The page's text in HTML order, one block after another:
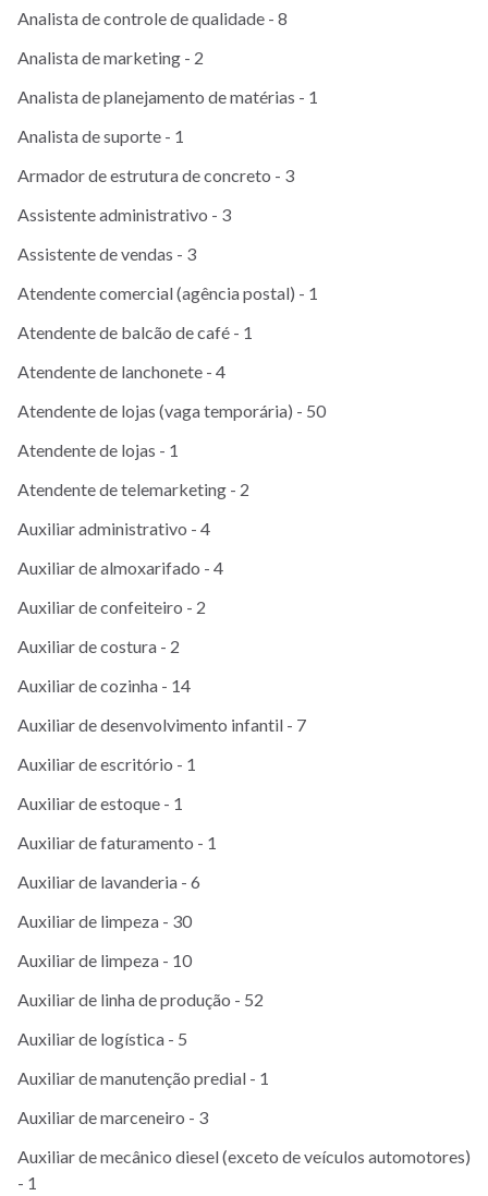
Analista de controle de qualidade - 8
Analista de marketing - 2
Analista de planejamento de matérias - 1
Analista de suporte - 1
Armador de estrutura de concreto - 3
Assistente administrativo - 3
Assistente de vendas - 3
Atendente comercial (agência postal) - 1
Atendente de balcão de café - 1
Atendente de lanchonete - 4
Atendente de lojas (vaga temporária) - 50
Atendente de lojas - 1
Atendente de telemarketing - 2
Auxiliar administrativo - 4
Auxiliar de almoxarifado - 4
Auxiliar de confeiteiro - 2
Auxiliar de costura - 2
Auxiliar de cozinha - 14
Auxiliar de desenvolvimento infantil - 7
Auxiliar de escritório - 1
Auxiliar de estoque - 1
Auxiliar de faturamento - 1
Auxiliar de lavanderia - 6
Auxiliar de limpeza - 30
Auxiliar de limpeza - 10
Auxiliar de linha de produção - 52
Auxiliar de logística - 5
Auxiliar de manutenção predial - 1
Auxiliar de marceneiro - 3
Auxiliar de mecânico diesel (exceto de veículos automotores)
- 1